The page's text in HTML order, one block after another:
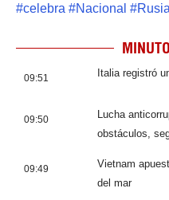
#celebra #Nacional #Rusia
09:51 Italia registró
09:50
Lucha
obstáculos,
09:49
Vietnam
del mar